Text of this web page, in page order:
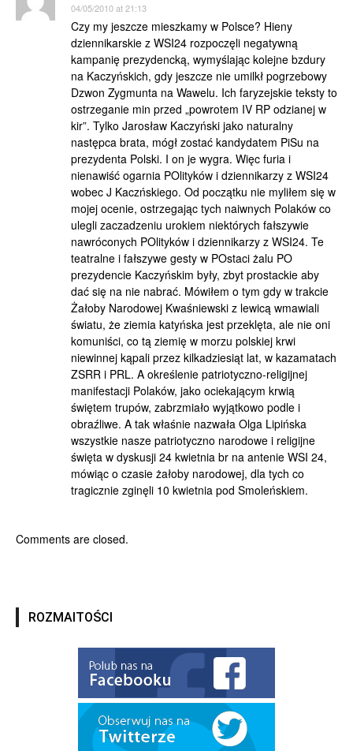
04/05/2010 at 21:13
Czy my jeszcze mieszkamy w Polsce? Hieny
dziennikarskie z WSI24 rozpoczęli negatywną
kampanię prezydencką, wymyślając kolejne bzdury
na Kaczyńskich, gdy jeszcze nie umilkł pogrzebowy
Dzwon Zygmunta na Wawelu. Ich faryzejskie teksty to
ostrzeganie min przed „powrotem IV RP odzianej w
kir”. Tylko Jarosław Kaczyński jako naturalny
następca brata, mógł zostać kandydatem PiSu na
prezydenta Polski. I on je wygra. Więc furia i
nienawiść ogarnia POlityków i dziennikarzy z WSI24
wobec J Kaczńskiego. Od początku nie myliłem się w
mojej ocenie, ostrzegając tych naiwnych Polaków co
ulegli zaczadzeniu urokiem niektórych fałszywie
nawróconych POlityków i dziennikarzy z WSI24. Te
teatralne i fałszywe gesty w POstaci żalu PO
prezydencie Kaczyńskim były, zbyt prostackie aby
dać się na nie nabrać. Mówiłem o tym gdy w trakcie
Żałoby Narodowej Kwaśniewski z lewicą wmawiali
światu, że ziemia katyńska jest przeklęta, ale nie oni
komuniści, co tą ziemię w morzu polskiej krwi
niewinnej kąpali przez kilkadziesiąt lat, w kazamatach
ZSRR i PRL. A określenie patriotyczno-religijnej
manifestacji Polaków, jako ociekającym krwią
świętem trupów, zabrzmiało wyjątkowo podle i
obraźliwe. A tak właśnie nazwała Olga Lipińska
wszystkie nasze patriotyczno narodowe i religijne
święta w dyskusji 24 kwietnia br na antenie WSI 24,
mówiąc o czasie żałoby narodowej, dla tych co
tragicznie zginęli 10 kwietnia pod Smoleńskiem.
Comments are closed.
ROZMAITOŚCI